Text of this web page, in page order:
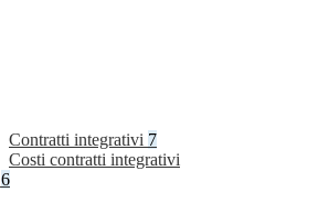
Contratti integrativi 7
Costi contratti integrativi
6